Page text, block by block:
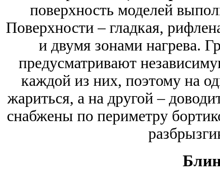
поверхность моделей
Поверхности – гладкая,
и двумя зонами нагрева.
предусматривают
каждой из них, поэтому на
жариться, а на другой –
снабжены по периметру